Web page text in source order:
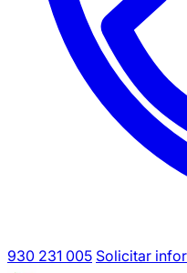
930 231 005 Solicitar